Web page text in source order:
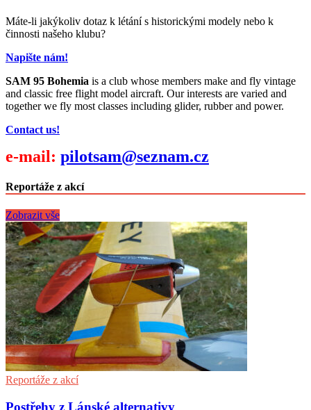
Máte-li jakýkoliv dotaz k létání s historickými modely nebo k
činnosti našeho klubu?
Napište nám!
SAM 95 Bohemia is a club whose members make and fly vintage
and classic free flight model aircraft. Our interests are varied and
together we fly most classes including glider, rubber and power.
Contact us!
e-mail: pilotsam@seznam.cz
Reportáže z akcí
Zobrazit vše
Reportáže z akcí
Postřehy z Lánské alternativy